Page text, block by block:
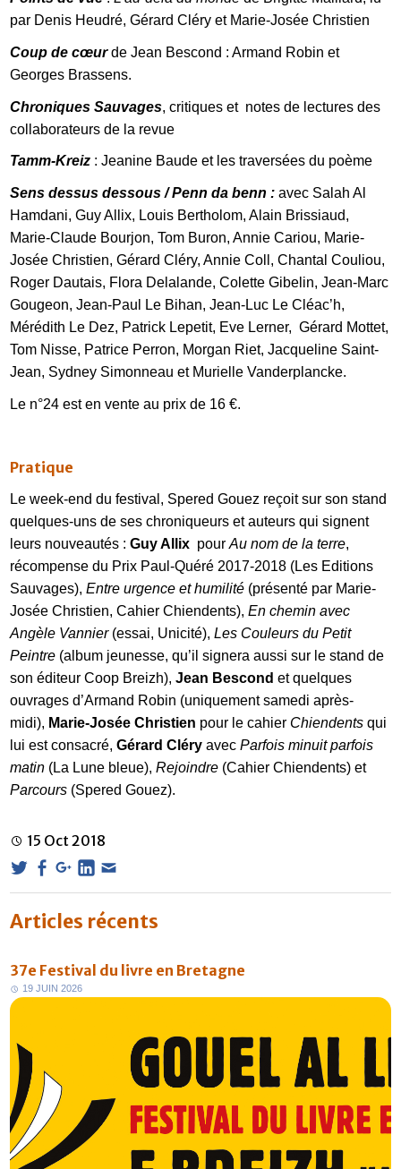
par Denis Heudré, Gérard Cléry et Marie-Josée Christien
Coup de cœurde Jean Bescond : Armand Robin et
Georges Brassens.
Chroniques Sauvages, critiques et notes de lectures des
collaborateurs de la revue
Tamm-Kreiz : Jeanine Baude et les traversées du poème
Sens dessus dessous / Penn da benn :avec Salah Al
Hamdani, Guy Allix, Louis Bertholom, Alain Brissiaud,
Marie-Claude Bourjon, Tom Buron, Annie Cariou, Marie-
Josée Christien, Gérard Cléry, Annie Coll, Chantal Couliou,
Roger Dautais, Flora Delalande, Colette Gibelin, Jean-Marc
Gougeon, Jean-Paul Le Bihan, Jean-Luc Le Cléac’h,
Mérédith Le Dez, Patrick Lepetit, Eve Lerner, Gérard Mottet,
Tom Nisse, Patrice Perron, Morgan Riet, Jacqueline Saint-
Jean, Sydney Simonneau et Murielle Vanderplancke.
Le n°24 est en vente au prix de 16 €.
Pratique
Le week-end du festival, Spered Gouez reçoit sur son stand
quelques-uns de ses chroniqueurs et auteurs qui signent
leurs nouveautés :Guy Allix pourAu nom de la terre,
récompense du Prix Paul-Quéré 2017-2018 (Les Editions
Sauvages),Entre urgence et humilité (présenté par Marie-
Josée Christien, Cahier Chiendents),En chemin avec
Angèle Vannier(essai, Unicité),Les Couleurs du Petit
Peintre (album jeunesse, qu’il signera aussi sur le stand de
son éditeur Coop Breizh),Jean Bescond et quelques
ouvrages d’Armand Robin (uniquement samedi après-
midi), Marie-Josée Christien pour le cahier Chiendents qui
lui est consacré,Gérard Cléry avecParfois minuit parfois
matin (La Lune bleue),Rejoindre (Cahier Chiendents) et
Parcours (Spered Gouez).
15 Oct 2018
Articles récents
37e Festival du livre en Bretagne
19 J U N 2026